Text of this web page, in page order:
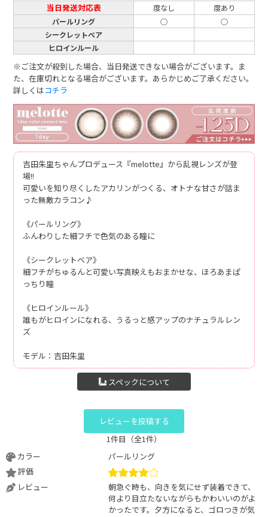
当日発送対応表 度なし
度あり
パールリング
○
○
シークレットベア
ヒロインルール
※ご注文が殺到した場合、当日発送できない場合がございます。ま
た、在庫切れとなる場合がございます。あらかじめご了承ください。
詳しくはコチラ
吉田朱里ちゃんプロデュース『melotte』から乱視レンズが登
場!!
可愛いを知り尽くしたアカリンがつくる、オトナな甘さが詰ま
った無敵カラコン♪
《パールリング》
ふんわりした細フチで色気のある瞳に
《シークレットベア》
細フチがちゅるんと可愛い写真映えもおまかせな、ほろあまぱ
っちり瞳
《ヒロインルール》
誰もがヒロインになれる、うるっと感アップのナチュラルレン
ズ
モデル：吉田朱里
スペックについて
レビューを投稿する
1件目（全1件）
カラー
パールリング
評価
レビュー
朝急ぐ時も、向きを気にせず装着できて、
何より目立たないながらもかわいいのがよ
かったです。夕方になると、ゴロつきが気